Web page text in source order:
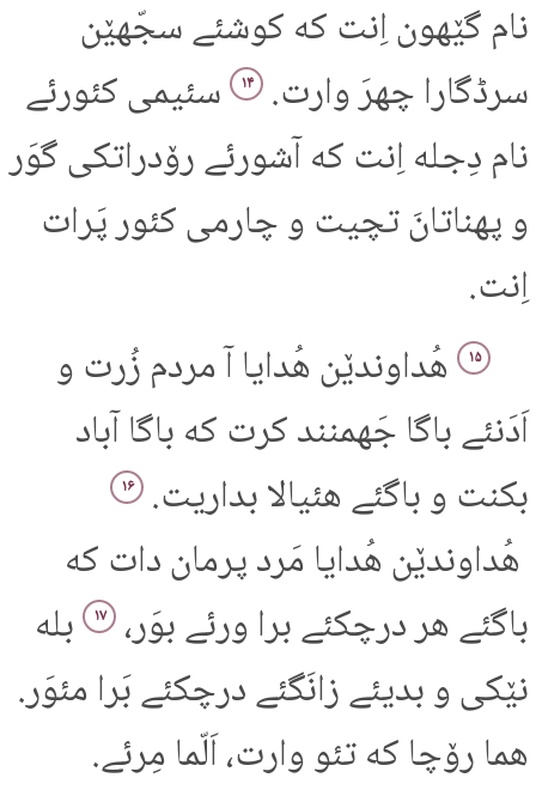
نام گێهون اِنت که کوشئے سجّهێن
سرڈگارا چهرَ وارت.
۱۴ سئیمی کئورئے
نام دِجله اِنت که آشورئے رۆدراتکی گوَر
و پهناتانَ تچیت و چارمی کئور پَرات
اِنت.
۱۵ هُداوندێن هُدایا آ مردم زُرت و
اَدَنئے باگا جَهمنند کرت که باگا آباد
بکنت و باگئے هئیالا بداریت.
۱۶
هُداوندێن هُدایا مَرد پرمان دات که
باگئے هر درچکئے برا ورئے بوَر،
۱۷ بله
نێکی و بدیئے زانَگئے درچکئے بَرا مئوَر.
هما رۆچا که تئو وارت، اَلّما مِرئے.